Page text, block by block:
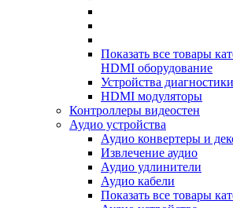
Показать все товары
HDMI оборудование
Устройства
HDMI модуляторы
Контроллеры видеостен
Аудио устройства
Аудио конвертеры и
Извлечение аудио
Аудио удлинители
Аудио кабели
Показать все товары